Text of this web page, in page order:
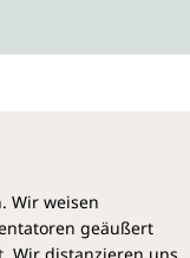
Wir weisen
geäußert